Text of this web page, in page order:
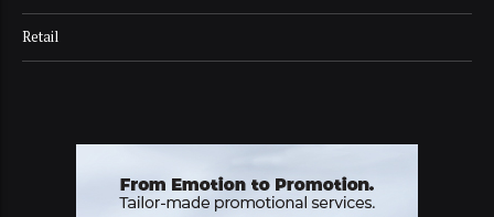
Retail